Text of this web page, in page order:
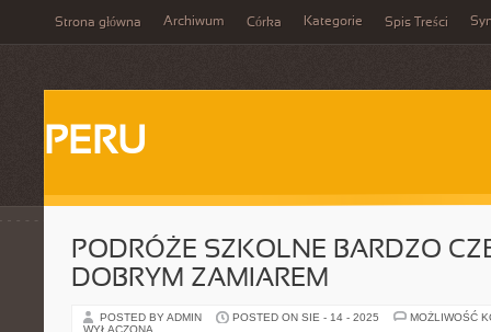
Strona główna Archiwum Córka Kategorie Spis Treści
PERU
PODRÓŻE SZKOLNE BARDZO
DOBRYM ZAMIAREM
POSTED BY ADMIN POSTED ON SIE - 14 - 2025
MOŻLIWOŚĆ
WYŁĄCZONA